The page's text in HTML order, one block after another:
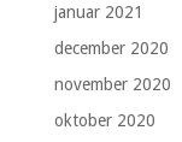
januar 2021
december 2020
november 2020
oktober 2020